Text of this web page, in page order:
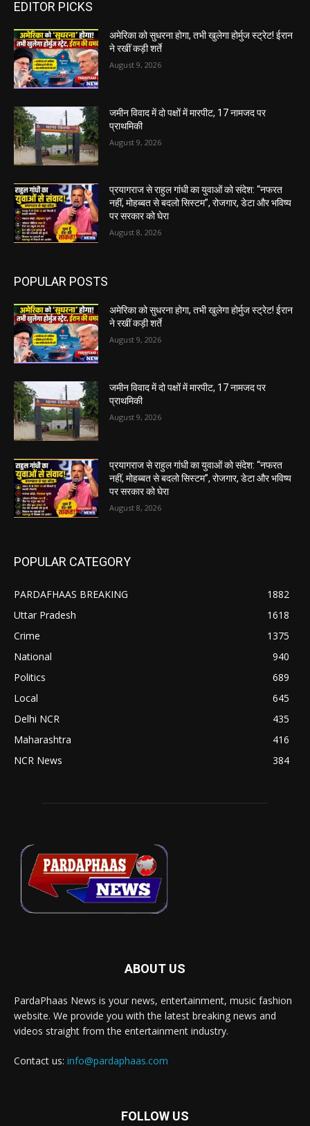
EDITOR PICKS
अमेरिका को सुधरना होगा, तभी खुलेगा होर्मुज स्ट्रेट! ईरान
ने रखीं कड़ी शर्ते
August 9, 2026
जमीन विवाद में दो पक्षों में मारपीट, 17 नामजद पर
प्राथमिकी
August 9, 2026
प्रयागराज से राहुल गांधी का युवाओं को संदेश: “नफरत
नहीं, मोहब्बत से बदलो सिस्टम”, रोजगार, डेटा और भविष्य
पर सरकार को घेरा
August 8, 2026
POPULAR POSTS
अमेरिका को सुधरना होगा, तभी खुलेगा होर्मुज स्ट्रेट! ईरान
ने रखीं कड़ी शर्ते
August 9, 2026
जमीन विवाद में दो पक्षों में मारपीट, 17 नामजद पर
प्राथमिकी
August 9, 2026
प्रयागराज से राहुल गांधी का युवाओं को संदेश: “नफरत
नहीं, मोहब्बत से बदलो सिस्टम”, रोजगार, डेटा और भविष्य
पर सरकार को घेरा
August 8, 2026
POPULAR CATEGORY
PARDAFHAAS BREAKING
1882
Uttar Pradesh
1618
Crime
1375
National
940
Politics
689
Local
645
Delhi NCR
435
Maharashtra
416
NCR News
384
ABOUT US
PardaPhaas News is your news, entertainment, music fashion
website. We provide you with the latest breaking news and
videos straight from the entertainment industry.
Contact us: info@pardaphaas.com
FOLLOW US